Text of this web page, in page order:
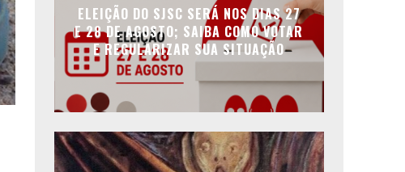
ELEIÇÃO DO SJSC SERÁ NOS DIAS 27
E 28 DE AGOSTO; SAIBA COMO VOTAR
E REGULARIZAR SUA SITUAÇÃO